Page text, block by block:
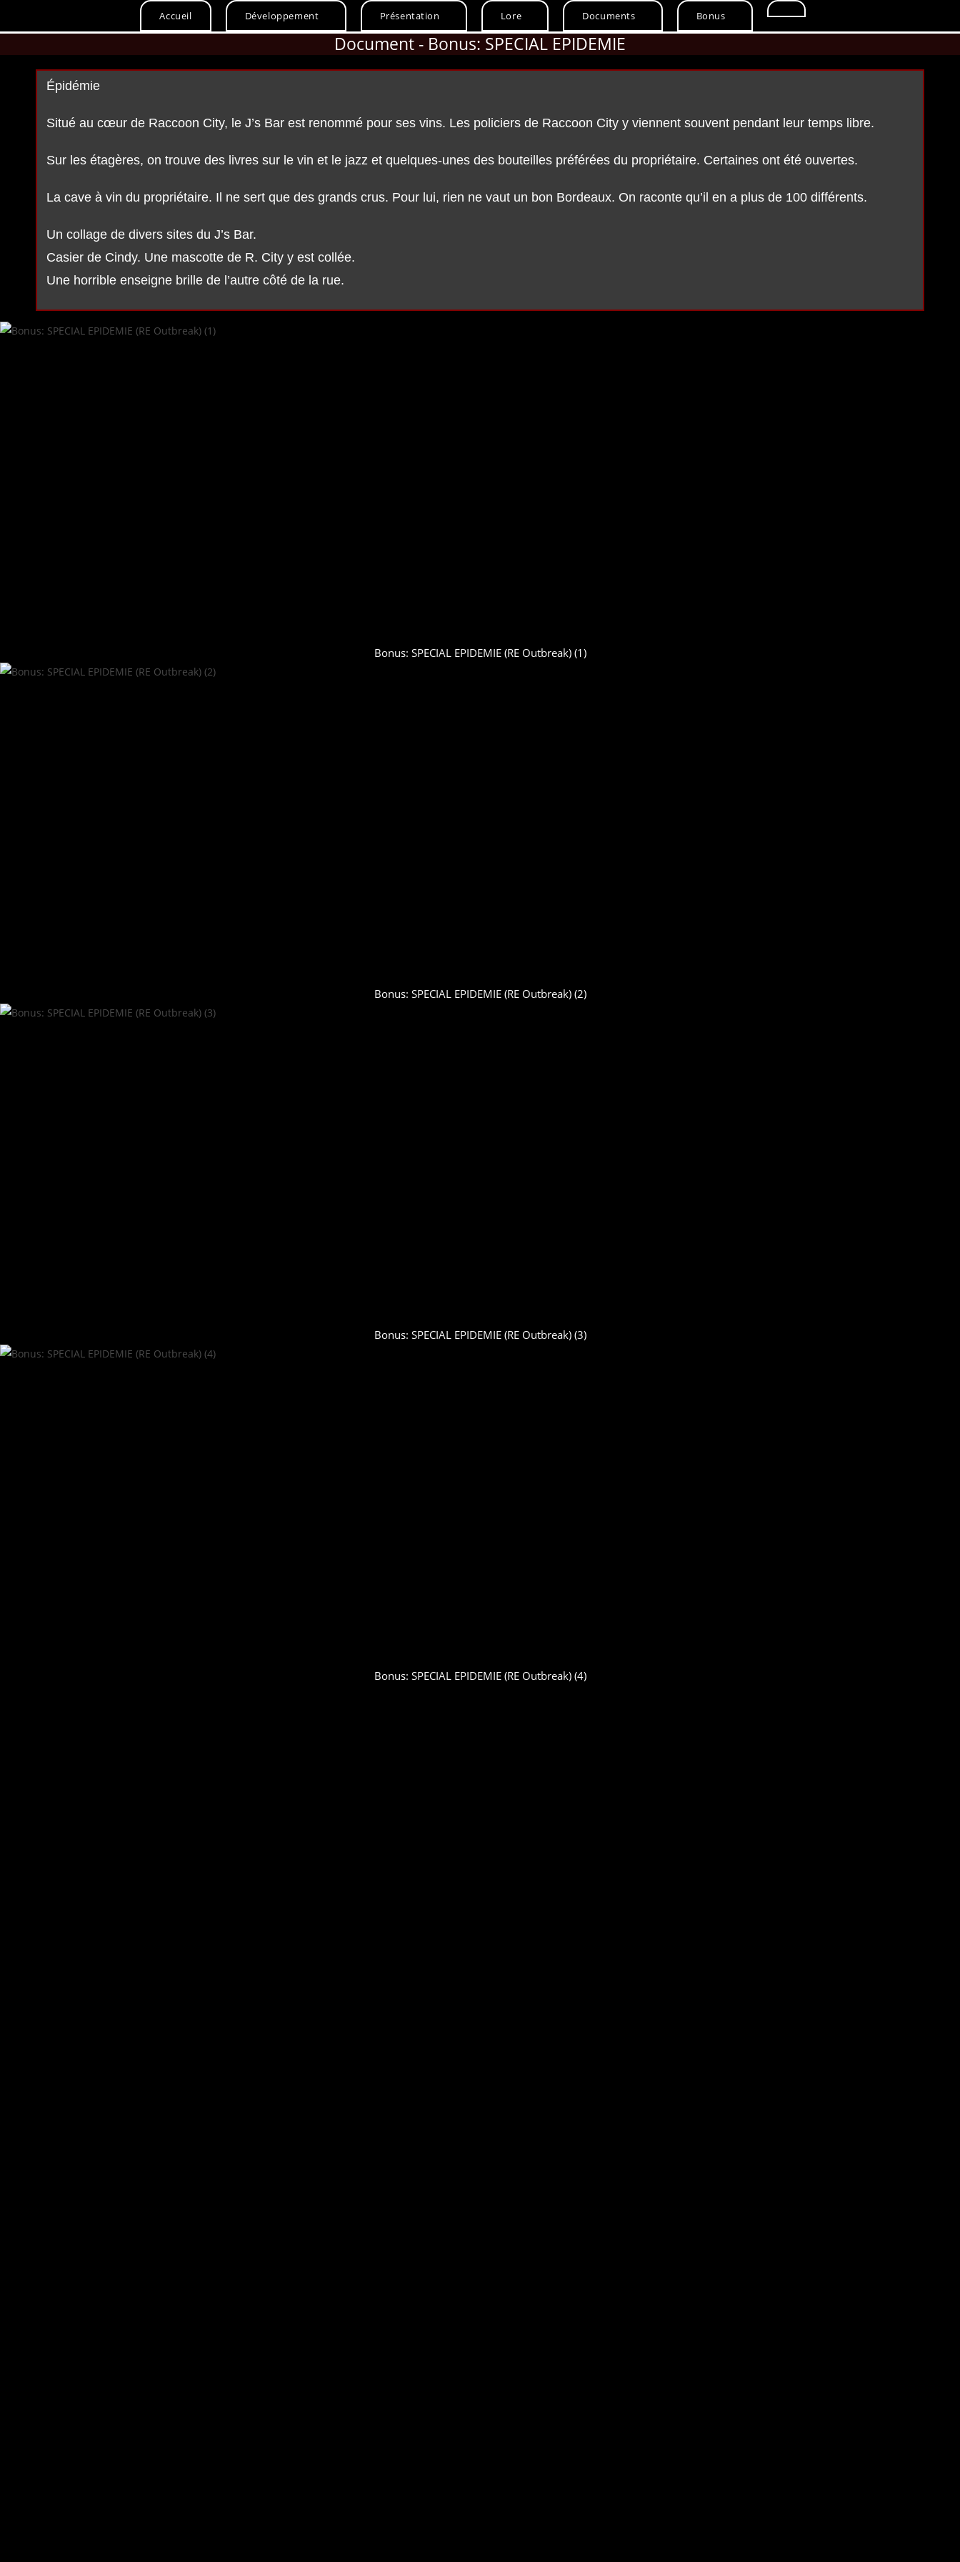
Accueil Développement Présentation Lore Documents Bonus
Toggle
website
Document - Bonus: SPECIAL EPIDEMIE
Épidémie
Situé au cœur de Raccoon City, le J’s Bar est renommé pour ses vins. Les policiers de Raccoon City y viennent souvent pendant leur temps libre.
Sur les étagères, on trouve des livres sur le vin et le jazz et quelques-unes des bouteilles préférées du propriétaire. Certaines ont été ouvertes.
La cave à vin du propriétaire. Il ne sert que des grands crus. Pour lui, rien ne vaut un bon Bordeaux. On raconte qu’il en a plus de 100 différents.
Un collage de divers sites du J’s Bar.
Casier de Cindy. Une mascotte de R. City y est collée.
Une horrible enseigne brille de l’autre côté de la rue.
Bonus: SPECIAL EPIDEMIE (RE Outbreak) (1)
Bonus: SPECIAL EPIDEMIE (RE Outbreak) (2)
Bonus: SPECIAL EPIDEMIE (RE Outbreak) (3)
Bonus: SPECIAL EPIDEMIE (RE Outbreak) (4)